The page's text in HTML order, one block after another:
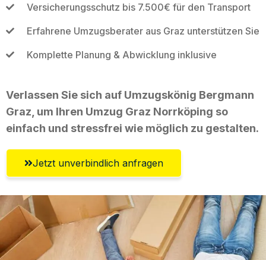
Versicherungsschutz bis 7.500€ für den Transport
Erfahrene Umzugsberater aus Graz unterstützen Sie
Komplette Planung & Abwicklung inklusive
Verlassen Sie sich auf Umzugskönig Bergmann
Graz, um Ihren Umzug Graz Norrköping so
einfach und stressfrei wie möglich zu gestalten.
Jetzt unverbindlich anfragen